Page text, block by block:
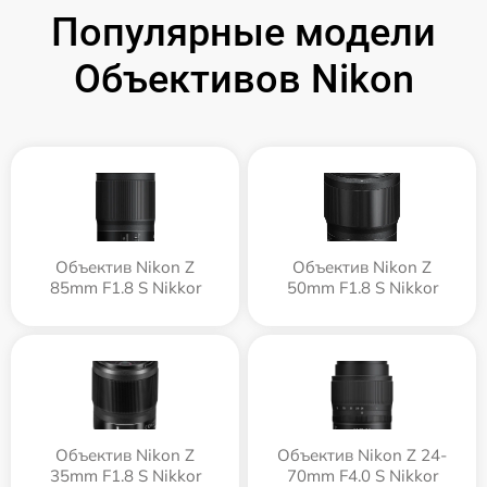
Популярные модели
Объективов Nikon
Объектив Nikon Z
85mm F1.8 S Nikkor
Объектив Nikon Z
50mm F1.8 S Nikkor
Объектив Nikon Z
35mm F1.8 S Nikkor
Объектив Nikon Z 24-
70mm F4.0 S Nikkor